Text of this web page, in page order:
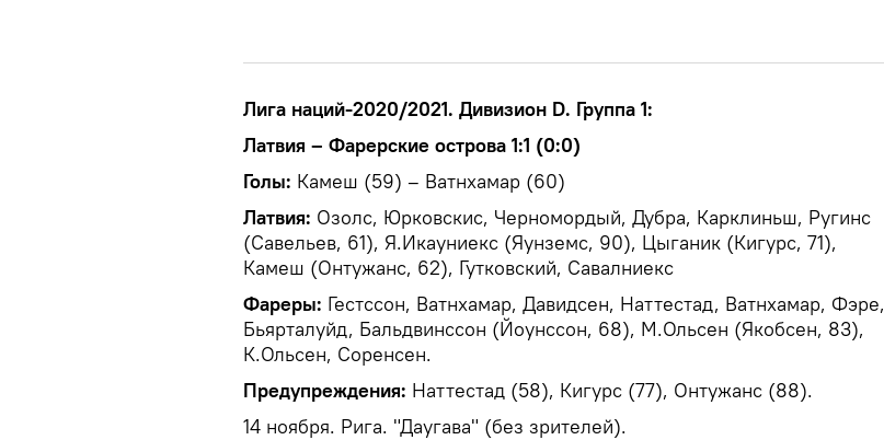
Лига наций-2020/2021. Дивизион D. Группа 1:
Латвия – Фарерские острова 1:1 (0:0)
Голы: Камеш (59) – Ватнхамар (60)
Латвия: Озолс, Юрковскис, Черномордый, Дубра, Карклиньш, Ругинс
(Савельев, 61), Я.Икауниекс (Яунземс, 90), Цыганик (Кигурс, 71),
Камеш (Онтужанс, 62), Гутковский, Савалниекс
Фареры: Гестссон, Ватнхамар, Давидсен, Наттестад, Ватнхамар, Фэре,
Бьярталуйд, Бальдвинссон (Йоунссон, 68), М.Ольсен (Якобсен, 83),
К.Ольсен, Соренсен.
Предупреждения: Наттестад (58), Кигурс (77), Онтужанс (88).
14 ноября. Рига. "Даугава" (без зрителей).